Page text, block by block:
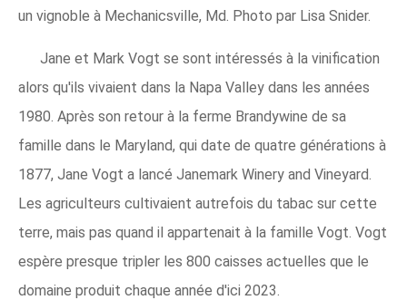
un vignoble à Mechanicsville, Md. Photo par Lisa Snider.
Jane et Mark Vogt se sont intéressés à la vinification
alors qu'ils vivaient dans la Napa Valley dans les années
1980. Après son retour à la ferme Brandywine de sa
famille dans le Maryland, qui date de quatre générations à
1877, Jane Vogt a lancé Janemark Winery and Vineyard.
Les agriculteurs cultivaient autrefois du tabac sur cette
terre, mais pas quand il appartenait à la famille Vogt. Vogt
espère presque tripler les 800 caisses actuelles que le
domaine produit chaque année d'ici 2023.